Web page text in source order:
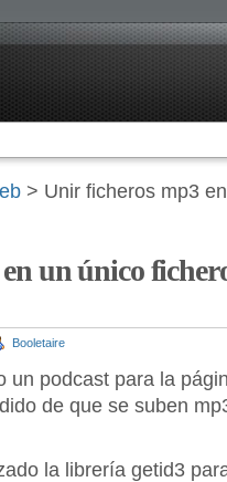
> Unir ficheros mp3
un único
Booletaire
un podcast para la
de que se suben
la librería getid3